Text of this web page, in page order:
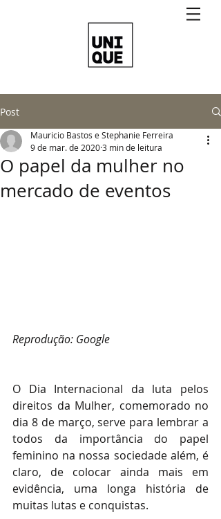
Post
O papel da mulher no
mercado de eventos
Mauricio Bastos e Stephanie Ferreira
9 de mar. de 20203 min de leitura
Reprodução: Google
O Dia Internacional da luta pelos
direitos da Mulher, comemorado no
dia 8 de março, serve para lembrar a
todos da importância do papel
feminino na nossa sociedade além, é
claro, de colocar ainda mais em
evidência, uma longa história de
muitas lutas e conquistas.